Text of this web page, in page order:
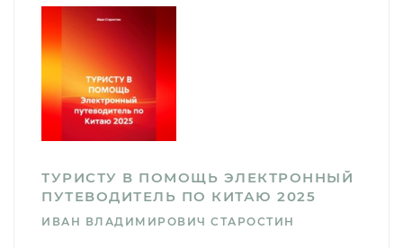
ТУРИСТУ В ПОМОЩЬ ЭЛЕКТРОННЫЙ
ПУТЕВОДИТЕЛЬ ПО КИТАЮ 2025
ИВАН ВЛАДИМИРОВИЧ СТАРОСТИН